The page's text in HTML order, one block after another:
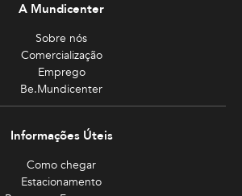
A Mundicenter
Sobre nós
Comercialização
Emprego
Be.Mundicenter
Informações Úteis
Como chegar
Estacionamento